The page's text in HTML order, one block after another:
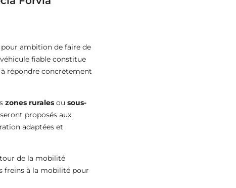
pour ambition de faire de
véhicule fiable constitue
à répondre concrètement
zones rurales ousous-
seront proposés aux
adaptées et
de la mobilité
freins à la mobilité pour